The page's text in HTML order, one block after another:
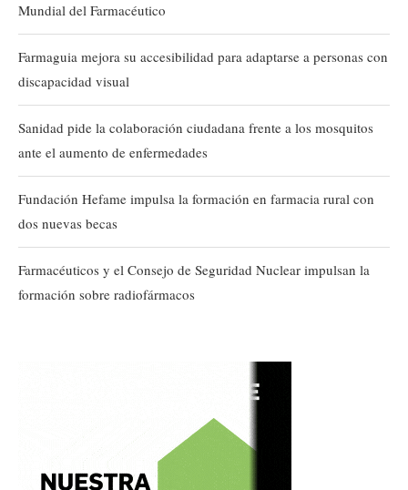
Mundial del Farmacéutico
Farmaguia mejora su accesibilidad para adaptarse a personas con
discapacidad visual
Sanidad pide la colaboración ciudadana frente a los mosquitos
ante el aumento de enfermedades
Fundación Hefame impulsa la formación en farmacia rural con
dos nuevas becas
Farmacéuticos y el Consejo de Seguridad Nuclear impulsan la
formación sobre radiofármacos